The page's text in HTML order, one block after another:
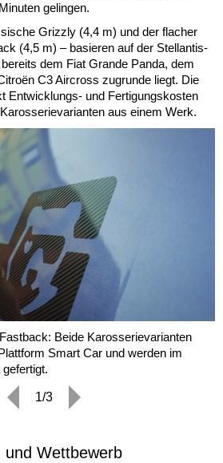
gelingen.
Grizzly (4,4 m) und der flacher
(4,5 m) – basieren auf der Stellantis-
dem Fiat Grande Panda, dem
C3 Aircross zugrunde liegt. Die
Entwicklungs- und Fertigungskosten
aus einem Werk.
Beide Karosserievarianten
Smart Car und werden im
1/3
und Wettbewerb